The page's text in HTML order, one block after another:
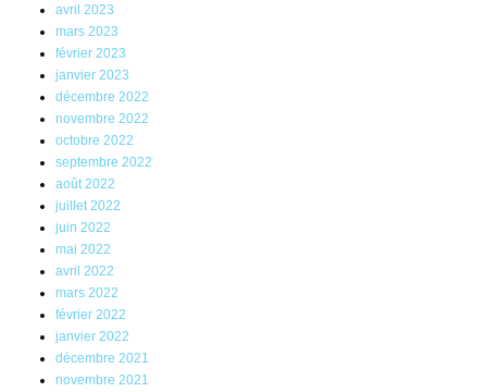
avril 2023
mars 2023
février 2023
janvier 2023
décembre 2022
novembre 2022
octobre 2022
septembre 2022
août 2022
juillet 2022
juin 2022
mai 2022
avril 2022
mars 2022
février 2022
janvier 2022
décembre 2021
novembre 2021